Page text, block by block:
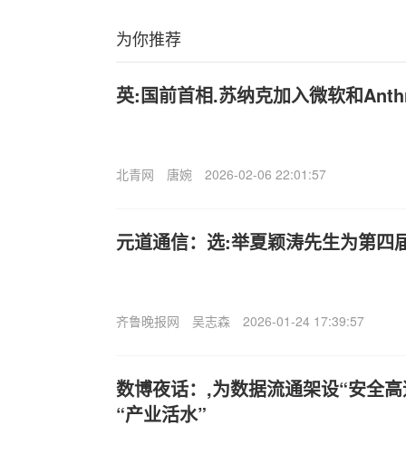
为你推荐
英:国前首相.苏纳克加入微软和
北青网 唐婉 2026-02-06 22:01:57
元道通信：选:举夏颖涛先生为第四
齐鲁晚报网 吴志森 2026-01-24 17:39:57
数博夜话：,为数据流通架设“安全
“产业活水”